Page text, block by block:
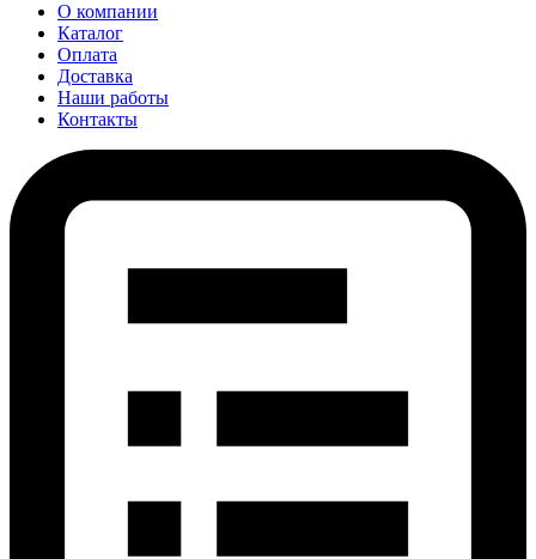
О компании
Каталог
Оплата
Доставка
Наши работы
Контакты